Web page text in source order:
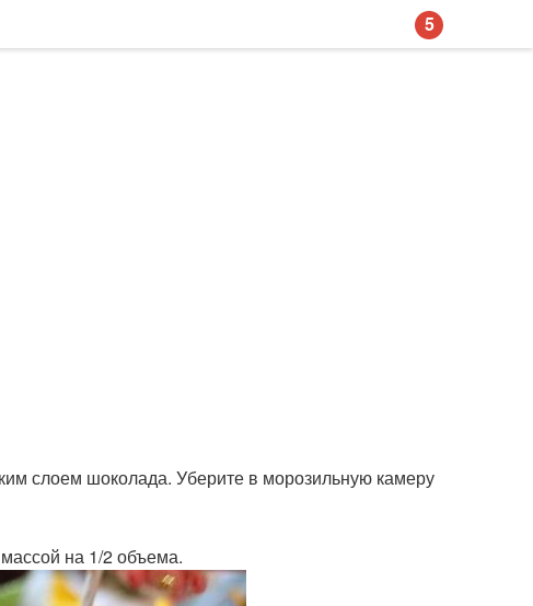
слоем шоколада. Уберите в морозильную камеру
на 1/2 объема.
5